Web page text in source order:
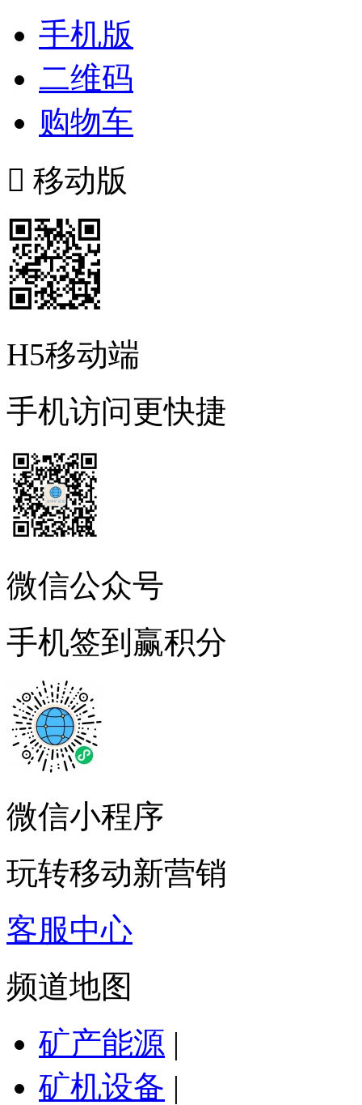
手机版
二维码
购物车
 移动版
H5移动端
手机访问更快捷
微信公众号
手机签到赢积分
微信小程序
玩转移动新营销
客服中心
频道地图
矿产能源 |
矿机设备 |